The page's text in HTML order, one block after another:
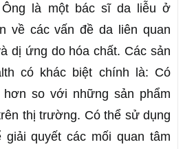
Ông là một bác sĩ da liễu ở
về các vấn đề da liên quan
dị ứng do hóa chất. Các sản
có khác biệt chính là: Có
hơn so với những sản phẩm
thị trường. Có thể sử dụng
quyết các mối quan tâm